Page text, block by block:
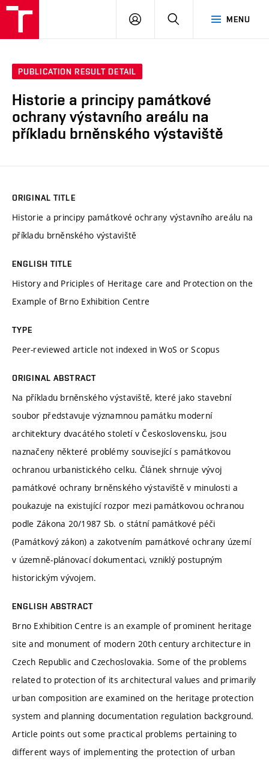
MENU
LOG
SEARCH
PUBLICATION RESULT DETAIL
Historie a principy památkové
ochrany výstavního areálu na
příkladu brněnského výstaviště
ORIGINAL TITLE
Historie a principy památkové ochrany výstavního areálu na
příkladu brněnského výstaviště
ENGLISH TITLE
History and Priciples of Heritage care and Protection on the
Example of Brno Exhibition Centre
TYPE
Peer-reviewed article not indexed in WoS or Scopus
ORIGINAL ABSTRACT
Na příkladu brněnského výstaviště, které jako stavební
soubor představuje významnou památku moderní
architektury dvacátého století v Československu, jsou
naznačeny některé problémy související s památkovou
ochranou urbanistického celku. Článek shrnuje vývoj
památkové ochrany brněnského výstaviště v minulosti a
poukazuje na existující rozpor mezi památkovou ochranou
podle Zákona 20/1987 Sb. o státní památkové péči
(Památkový zákon) a zakotvením památkové ochrany území
v územně-plánovací dokumentaci, vzniklý postupným
historickým vývojem.
ENGLISH ABSTRACT
Brno Exhibition Centre is an example of prominent heritage
site and monument of modern 20th century architecture in
Czech Republic and Czechoslovakia. Some of the problems
related to protection of its architectural values and primarily
urban composition are examined on the heritage protection
system and planning documentation regulation background.
Article points out some practical problems pertaining to
different ways of implementing the protection of urban